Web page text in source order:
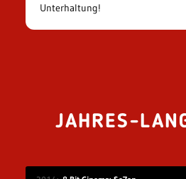
Unterhaltung!
JAHRES-